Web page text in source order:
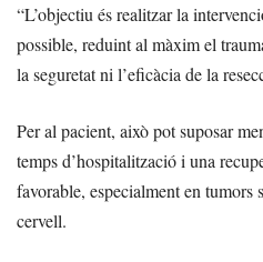
“L’objectiu és realitzar la
possible, reduint al màxim el
la seguretat ni l’eficàcia de la
Per al pacient, això pot suposar
temps d’hospitalització i una
favorable, especialment en tumors
cervell.